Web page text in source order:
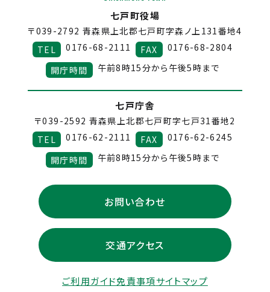
七戸町役場
〒039-2792 青森県上北郡七戸町字森ノ上131番地4
TEL
0176-68-2111 FAX
0176-68-2804
開庁時間
午前8時15分から午後5時まで
七戸庁舎
〒039-2592 青森県上北郡七戸町字七戸31番地2
TEL
0176-62-2111 FAX
0176-62-6245
開庁時間
午前8時15分から午後5時まで
お問い合わせ
交通アクセス
ご利用ガイド免責事項サイトマップ